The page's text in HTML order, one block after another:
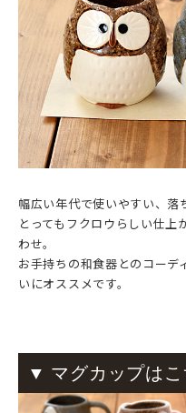
幅広い年代で使いやすい、落
とってもフクロウらしい仕
わせ。
お手持ちの和食器とのコーデ
いにオススメです。
▼ マグカップはこ